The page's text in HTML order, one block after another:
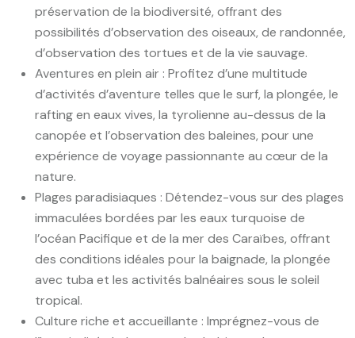
préservation de la biodiversité, offrant des
possibilités d’observation des oiseaux, de randonnée,
d’observation des tortues et de la vie sauvage.
Aventures en plein air : Profitez d’une multitude
d’activités d’aventure telles que le surf, la plongée, le
rafting en eaux vives, la tyrolienne au-dessus de la
canopée et l’observation des baleines, pour une
expérience de voyage passionnante au cœur de la
nature.
Plages paradisiaques : Détendez-vous sur des plages
immaculées bordées par les eaux turquoise de
l’océan Pacifique et de la mer des Caraïbes, offrant
des conditions idéales pour la baignade, la plongée
avec tuba et les activités balnéaires sous le soleil
tropical.
Culture riche et accueillante : Imprégnez-vous de